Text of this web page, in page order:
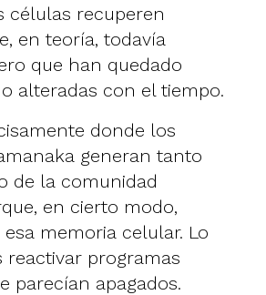
células recuperen
en teoría, todavía
que han quedado
alteradas con el tiempo.
donde los
generan tanto
de la comunidad
en cierto modo,
memoria celular. Lo
reactivar programas
parecían apagados.